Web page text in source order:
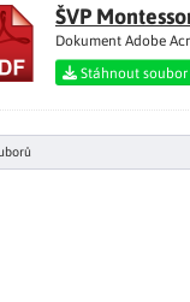
ŠVP
Dokument Adobe
Stáhnout soubor